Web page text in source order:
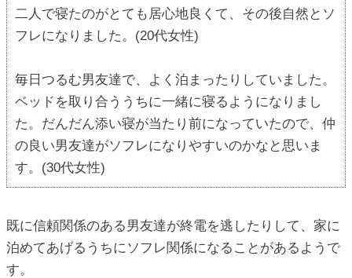
二人で寝たのがとても居心地良くて、その後自然とソ
フレになりました。(20代女性)
毎日つるむ男友達で、よく泊まったりしていました。
ベッドを取り合ううちに一緒に寝るようになりまし
た。だんだん添い寝が当たり前になっていたので、仲
の良い男友達がソフレになりやすいのかなと思いま
す。(30代女性)
既に信頼関係のある男友達が終電を逃したりして、家に
泊めてあげるうちにソフレ関係になることがあるようで
す。